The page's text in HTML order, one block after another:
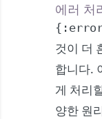
에러 처
것이 더
합니다.
게 처리
양한 원